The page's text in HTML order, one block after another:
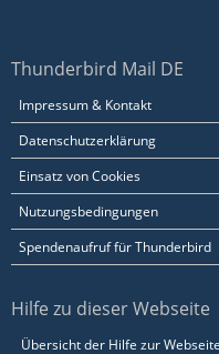
Thunderbird Mail DE
Impressum & Kontakt
Datenschutzerklärung
Einsatz von Cookies
Nutzungsbedingungen
Spendenaufruf für Thunderbird
Hilfe zu dieser Webseite
Übersicht der Hilfe zur Webseite